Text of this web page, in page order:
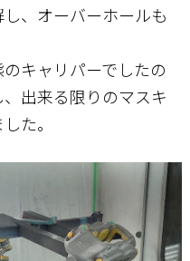
、オーバーホールも
キャリパーでしたの
出来る限りのマスキ
た。